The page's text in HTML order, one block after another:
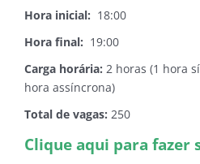
Hora inicial: 18:00
Hora final: 19:00
Carga horária: 2 horas (1 hora
hora assíncrona)
Total de vagas: 250
Clique aqui para fazer